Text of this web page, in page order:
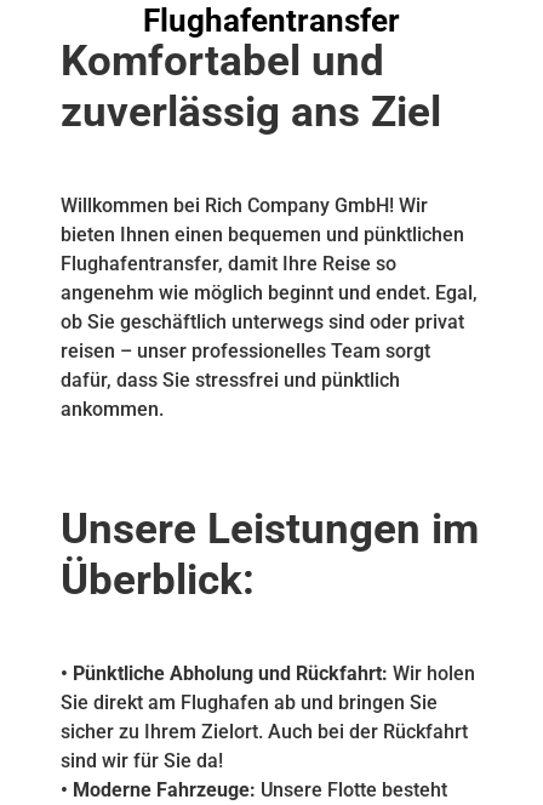
Flughafentransfer
Komfortabel und
zuverlässig ans Ziel
Willkommen bei Rich Company GmbH! Wir
bieten Ihnen einen bequemen und pünktlichen
Flughafentransfer, damit Ihre Reise so
angenehm wie möglich beginnt und endet. Egal,
ob Sie geschäftlich unterwegs sind oder privat
reisen – unser professionelles Team sorgt
dafür, dass Sie stressfrei und pünktlich
ankommen.
Unsere Leistungen im
Überblick:
• Pünktliche Abholung und Rückfahrt: Wir holen
Sie direkt am Flughafen ab und bringen Sie
sicher zu Ihrem Zielort. Auch bei der Rückfahrt
sind wir für Sie da!
• Moderne Fahrzeuge: Unsere Flotte besteht